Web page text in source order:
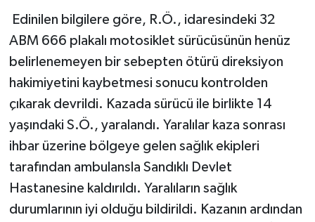
iddialar araştırılıyor?
Edinilen bilgilere göre, R.Ö., idaresindeki 32
ABM 666 plakalı motosiklet sürücüsünün henüz
belirlenemeyen bir sebepten ötürü direksiyon
hakimiyetini kaybetmesi sonucu kontrolden
çıkarak devrildi. Kazada sürücü ile birlikte 14
yaşındaki S.Ö., yaralandı. Yaralılar kaza sonrası
ihbar üzerine bölgeye gelen sağlık ekipleri
tarafından ambulansla Sandıklı Devlet
Hastanesine kaldırıldı. Yaralıların sağlık
durumlarının iyi olduğu bildirildi. Kazanın ardından